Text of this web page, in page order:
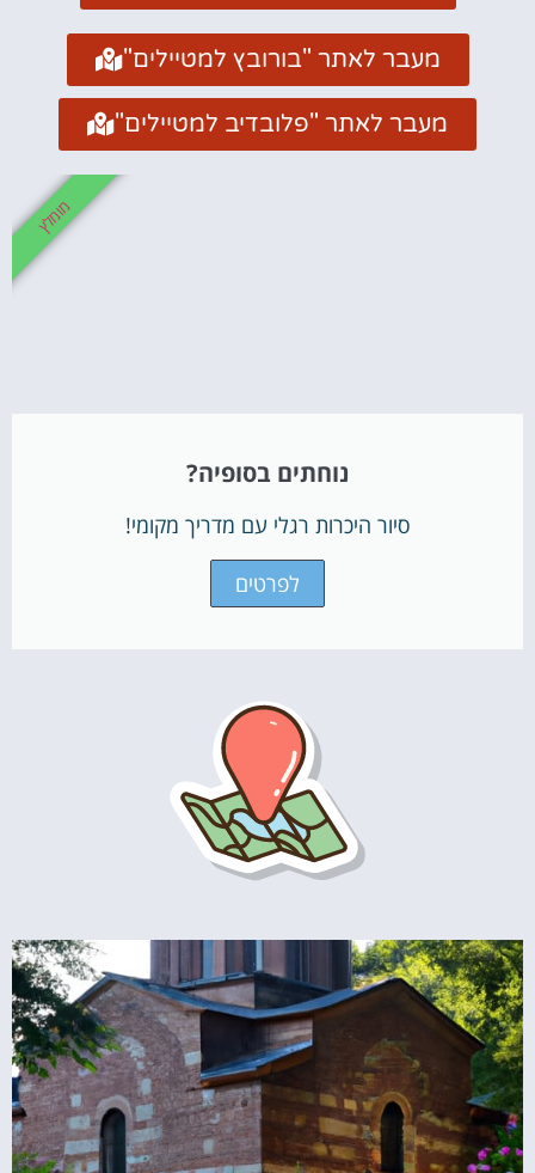
מעבר לאתר "בורובץ למטיילים"
מעבר לאתר "פלובדיב למטיילים"
נוחתים בסופיה?
סיור היכרות רגלי עם מדריך מקומי!
לפרטים
מומלץ